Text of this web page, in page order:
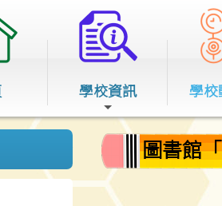
學校資訊 學校
圖書館